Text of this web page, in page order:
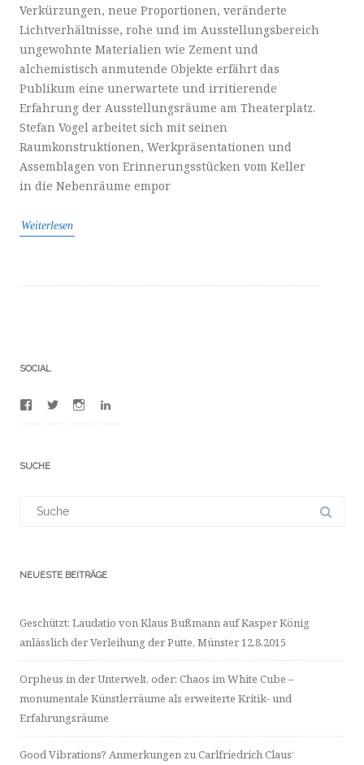
Verkürzungen, neue Proportionen, veränderte
Lichtverhältnisse, rohe und im Ausstellungsbereich
ungewohnte Materialien wie Zement und
alchemistisch anmutende Objekte erfährt das
Publikum eine unerwartete und irritierende
Erfahrung der Ausstellungsräume am Theaterplatz.
Stefan Vogel arbeitet sich mit seinen
Raumkonstruktionen, Werkpräsentationen und
Assemblagen von Erinnerungsstücken vom Keller
in die Nebenräume empor
Weiterlesen
SOCIAL
Profil
anzeigen
Profil Profil
SUCHE
für:
NEUESTE BEITRÄGE
Geschützt: Laudatio von Klaus Bußmann auf Kasper König
anlässlich der Verleihung der Putte, Münster 12.8.2015
Orpheus in der Unterwelt, oder: Chaos im White Cube –
monumentale Künstlerräume als erweiterte Kritik- und
Erfahrungsräume
Good Vibrations? Anmerkungen zu Carlfriedrich Claus‘